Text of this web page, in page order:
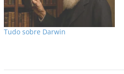
Tudo sobre Darwin